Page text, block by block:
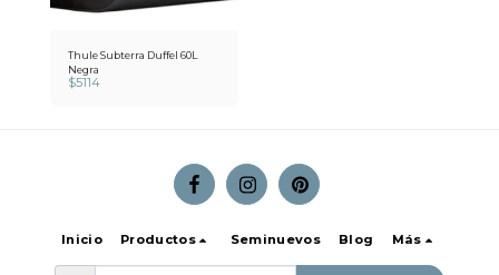
Thule Subterra Duffel 60L
Negra
$5114
Inicio Productos Seminuevos Blog Más